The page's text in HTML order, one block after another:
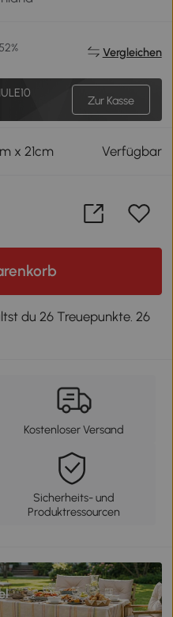
Vergleichen
Zur Kasse
x 21cm Verfügbar
du 26 Treuepunkte. 26
Kostenloser Versand
Sicherheits- und
Produktressourcen